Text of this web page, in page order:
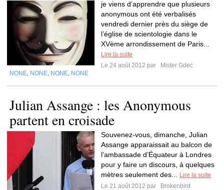
je viens d’apprendre que plusieurs
anonymous ont été verbalisés
vendredi dernier près du siège de
l’église de scientologie dans le
XVème arrondissement de Paris...
Lire la suite
Le 24 août 2012 par
Mister Gdec
NONE NONE NONE NONE
Julian Assange : les Anonymous
partent en croisade
Souvenez-vous, dimanche, Julian
Assange apparaissait au balcon de
l’ambassade d’Équateur à Londres
pour y faire un discours, à quelques
mètres seulement des...
Lire la suite
Le 21 août 2012 par
Brokenbird